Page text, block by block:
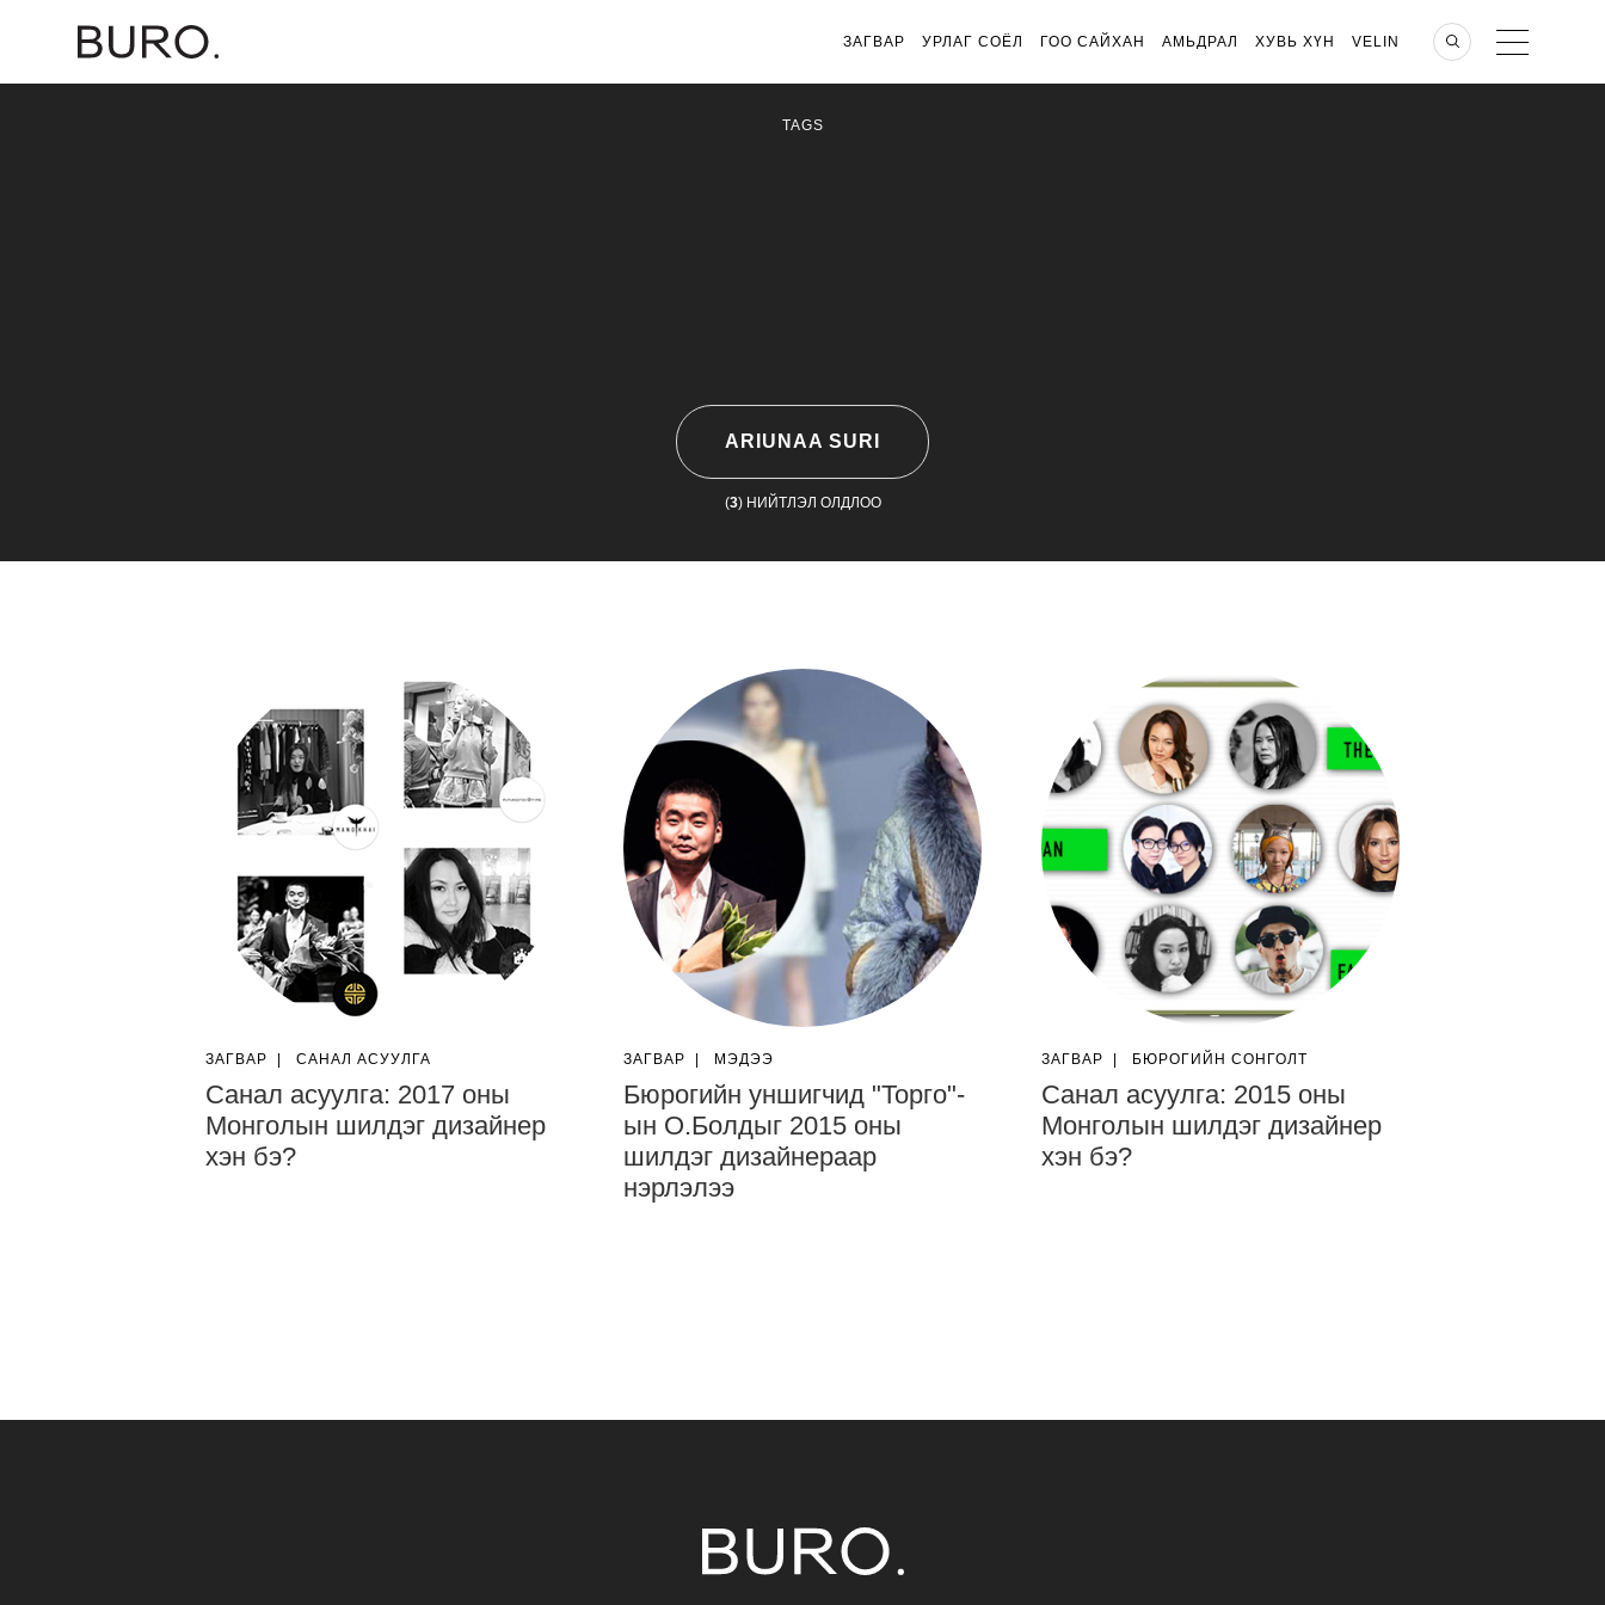
ЗАГВАР УРЛАГ СОЁЛ ГОО САЙХАН АМЬДРАЛ ХУВЬ ХҮН VELIN
TAGS
ARIUNAA SURI
(3) НИЙТЛЭЛ ОЛДЛОО
ЗАГВАР САНАЛ АСУУЛГА
Санал асуулга: 2017 оны
Монголын шилдэг дизайнер
хэн бэ?
ЗАГВАР МЭДЭЭ
Бюрогийн уншигчид "Торго"-
ын О.Болдыг 2015 оны
шилдэг дизайнераар
нэрлэлээ
ЗАГВАР БЮРОГИЙН СОНГОЛТ
Санал асуулга: 2015 оны
Монголын шилдэг дизайнер
хэн бэ?